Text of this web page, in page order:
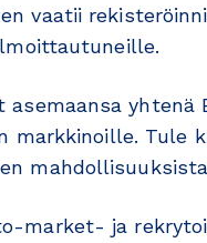
vaatii
yhtenä
markkinoille. Tule
market- ja